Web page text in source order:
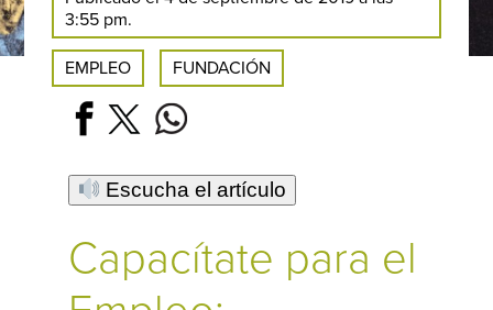
3:55 pm.
EMPLEO FUNDACIÓN
Escucha el artículo
Capacítate para el